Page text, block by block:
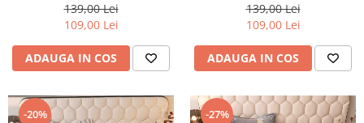
139,00 Lei
109,00 Lei
ADAUGA IN COS
139,00 Lei
109,00 Lei
ADAUGA IN COS
-20% -27%